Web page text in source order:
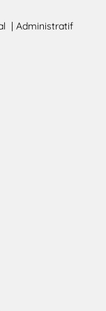
| Administratif